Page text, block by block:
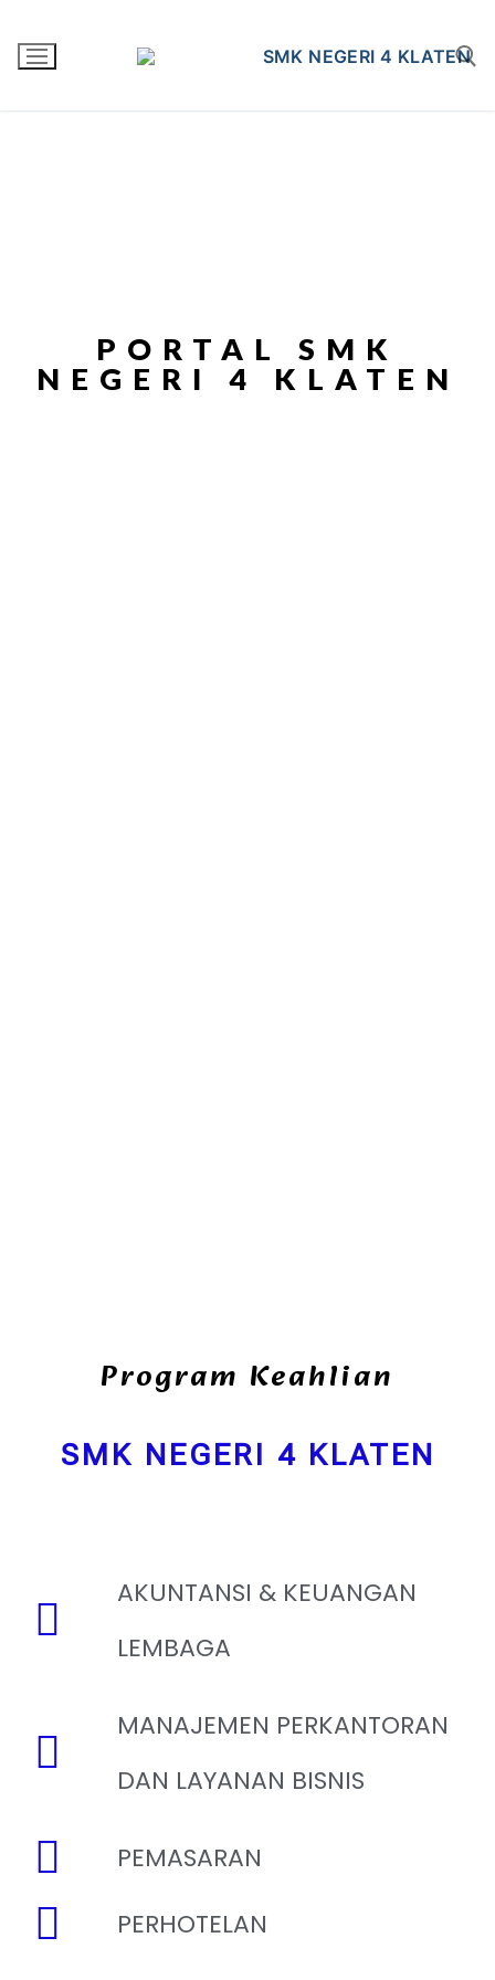
PORTAL SMK
NEGERI 4 KLATEN
Program Keahlian
SMK NEGERI 4 KLATEN
AKUNTANSI & KEUANGAN
LEMBAGA
MANAJEMEN PERKANTORAN
DAN LAYANAN BISNIS
PEMASARAN
PERHOTELAN